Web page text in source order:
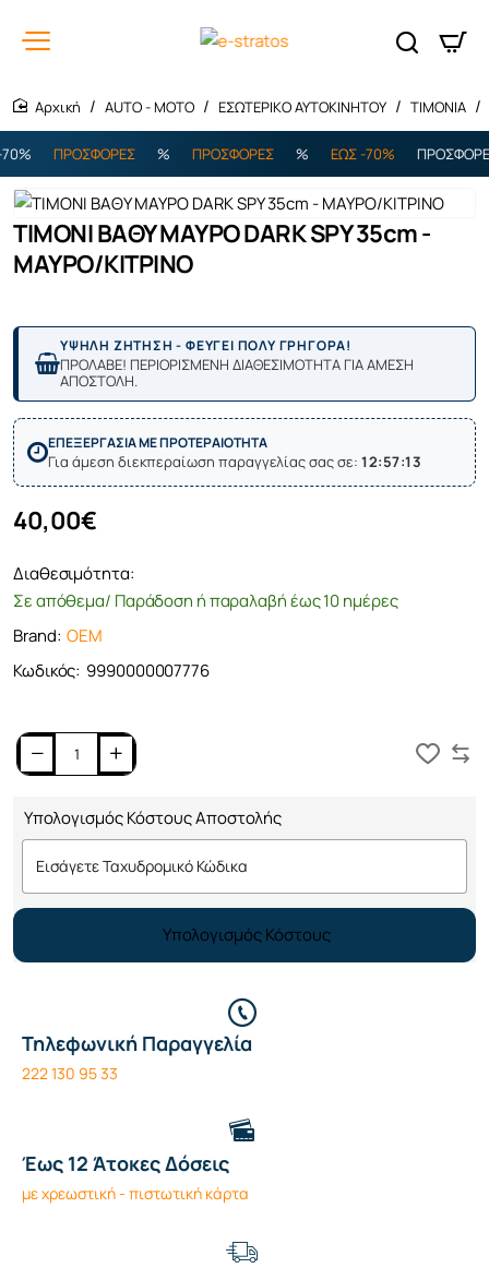
AUTO - MOTO ΕΣΩΤΕΡΙΚΟ ΑΥΤΟΚΙΝΗΤΟΥ ΤΙΜΟΝΙΑ
ΠΡΟΣΦΟΡΕΣ ΠΡΟΣΦΟΡΕΣ ΕΩΣ -70% ΠΡΟΣΦΟΡΕΣ
ΤΙΜΟΝΙ ΒΑΘΥ ΜΑΥΡΟ DARK SPY 35cm -
ΜΑΥΡΟ/ΚΙΤΡΙΝΟ
ΥΨΗΛΗ ΖΗΤΗΣΗ - ΦΕΥΓΕΙ ΠΟΛΥ ΓΡΗΓΟΡΑ!
ΠΡΟΛΑΒΕ! ΠΕΡΙΟΡΙΣΜΕΝΗ ΔΙΑΘΕΣΙΜΟΤΗΤΑ ΓΙΑ ΑΜΕΣΗ
ΑΠΟΣΤΟΛΗ.
ΕΠΕΞΕΡΓΑΣΙΑ ΜΕ ΠΡΟΤΕΡΑΙΟΤΗΤΑ
Για άμεση διεκπεραίωση παραγγελίας σας σε: 12:57:13
Διαθεσιμότητα:
Σε απόθεμα/ Παράδοση ή παραλαβή έως 10 ημέρες
Brand: OEM
Κωδικός: 9990000007776
40,00€
Υπολογισμός Κόστους Αποστολής
Υπολογισμός Κόστους
Τηλεφωνική Παραγγελία
222 130 95 33
Έως 12 Άτοκες Δόσεις
με χρεωστική - πιστωτική κάρτα